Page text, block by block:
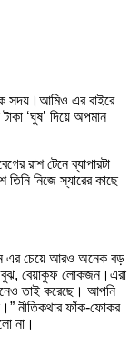
সদয়।আমিও এর বাইরে
‘ঘুষ’ দিয়ে অপমান
রাশ টেনে ব্যাপারটা
নিজে স্যারের কাছে
এর চেয়ে আরও অনেক বড়
বেয়াকুফ লোকজন।এরা
তাই করেছে। আপনি
নীতিকথার ফাঁক-ফোকর
না।